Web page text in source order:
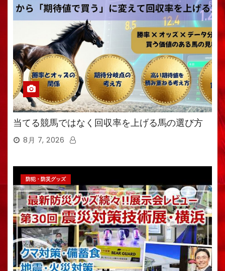
当てる競馬ではなく回収率を上げる馬の選び方
8月 7, 2026
防犯・防災グッズ